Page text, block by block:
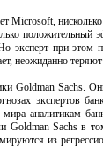
Microsoft,
положительный
эксперт при этом
неожиданно
Goldman Sachs.
экспертов
аналитикам
Sachs в
из